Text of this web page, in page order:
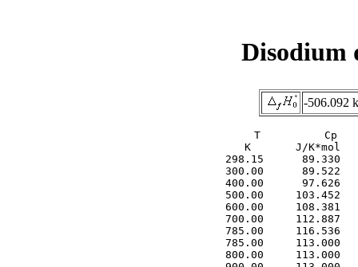
Disodium
-506.092
T          Cp
K       J/K*mol
298.15      89.330
300.00      89.522
400.00      97.626
500.00     103.452
600.00     108.381
700.00     112.887
785.00     116.536
785.00     113.000
800.00     113.000